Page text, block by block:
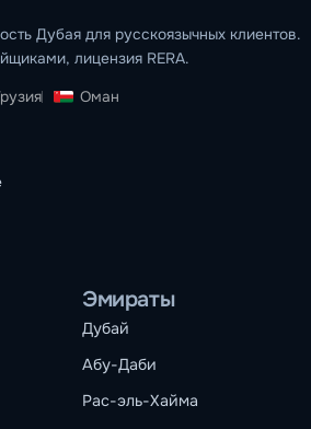
Дубая для русскоязычных клиентов.
лицензия RERA.
Оман
Эмираты
Дубай
Абу-Даби
Рас-эль-Хайма